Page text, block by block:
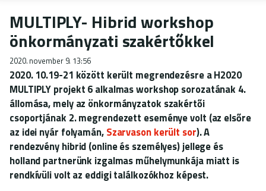
MULTIPLY- Hibrid workshop
önkormányzati szakértőkkel
2020. november 9. 13:56
2020. 10.19-21 között került megrendezésre a H2020
MULTIPLY projekt 6 alkalmas workshop sorozatának 4.
állomása, mely az önkormányzatok szakértői
csoportjának 2. megrendezett eseménye volt (az elsőre
az idei nyár folyamán, Szarvason került sor). A
rendezvény hibrid (online és személyes) jellege és
holland partnerünk izgalmas műhelymunkája miatt is
rendkívüli volt az eddigi találkozókhoz képest.